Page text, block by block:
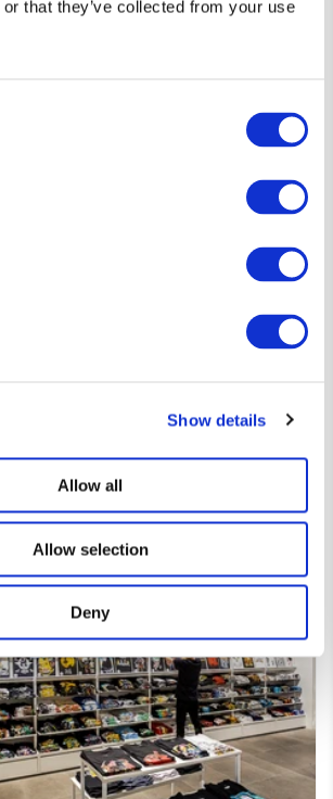
that they’ve collected from your use
Show details
Allow all
Allow selection
Deny
hablan por ti 👕